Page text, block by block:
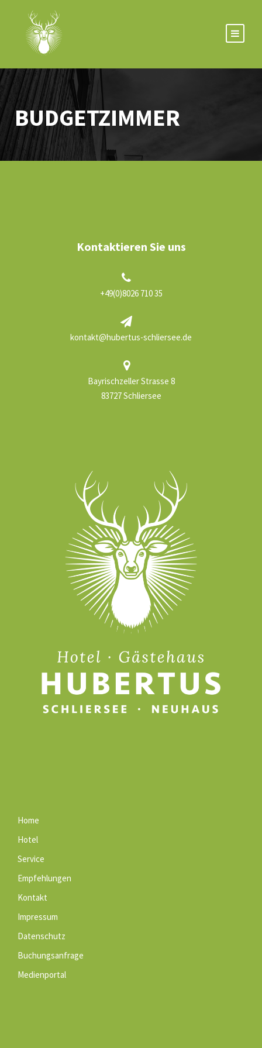
BUDGETZIMMER
Kontaktieren Sie uns
+49(0)8026 710 35
kontakt@hubertus-schliersee.de
Bayrischzeller Strasse 8
83727 Schliersee
Home
Hotel
Service
Empfehlungen
Kontakt
Impressum
Datenschutz
Buchungsanfrage
Medienportal